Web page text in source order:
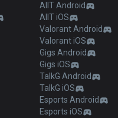
AllT Android
AllT iOS
Valorant Android
Valorant iOS
Gigs Android
Gigs iOS
TalkG Android
TalkG iOS
Esports Android
Esports iOS